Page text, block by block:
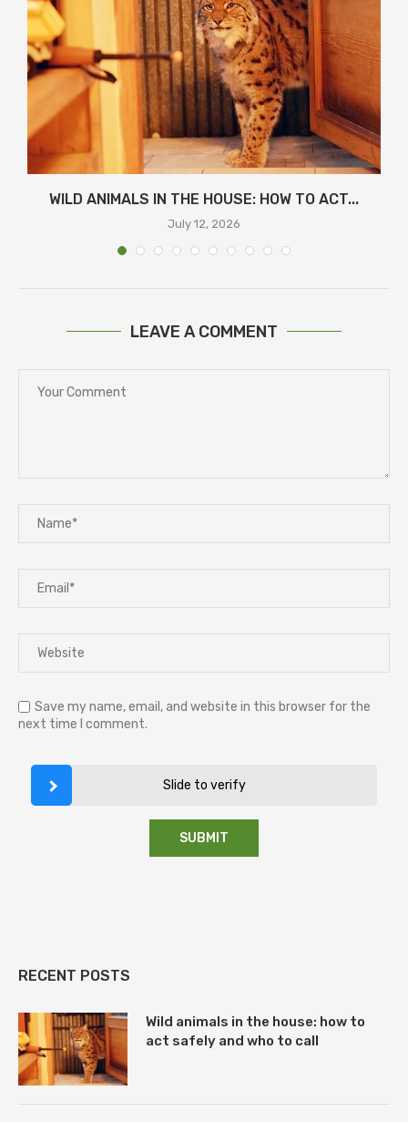
WILD ANIMALS IN THE HOUSE: HOW TO ACT...
July 12, 2026
LEAVE A COMMENT
Save my name, email, and website in this browser for the
next time I comment.
Slide to verify
RECENT POSTS
Wild animals in the house: how to
act safely and who to call